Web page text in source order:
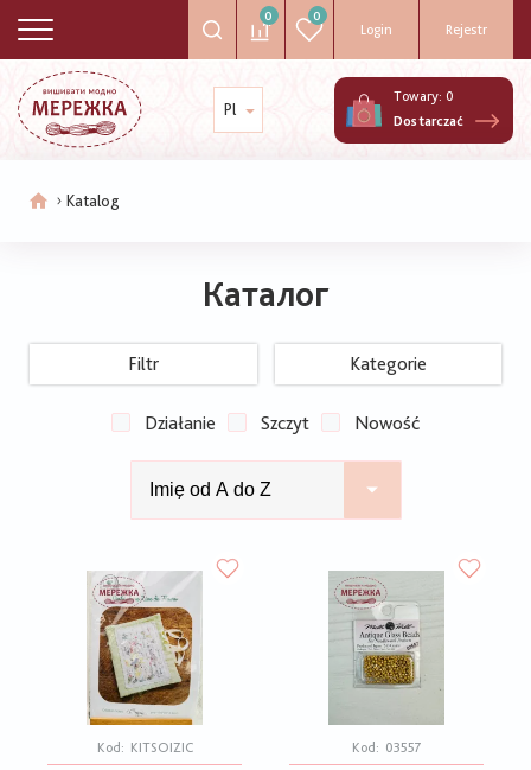
0 0
Login Rejestr
Pl
Towary: 0
Dostarczać
ŚcieżkaKatalog
Каталог
Filtr Kategorie
Działanie Szczyt Nowość
Kod: KITSOIZIC Kod: 03557